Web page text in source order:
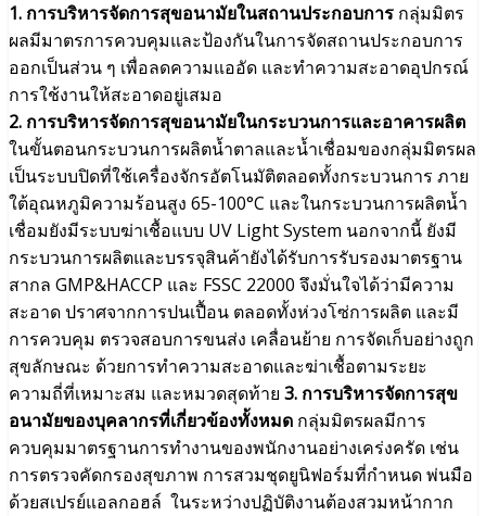
1. การบริหารจัดการสุขอนามัยในสถานประกอบการ กลุ่มมิตร
ผลมีมาตรการควบคุมและป้องกันในการจัดสถานประกอบการ
ออกเป็นส่วน ๆ เพื่อลดความแออัด และทำความสะอาดอุปกรณ์
การใช้งานให้สะอาดอยู่เสมอ
2. การบริหารจัดการสุขอนามัยในกระบวนการและอาคารผลิต
ในขั้นตอนกระบวนการผลิตน้ำตาลและน้ำเชื่อมของกลุ่มมิตรผล
เป็นระบบปิดที่ใช้เครื่องจักรอัตโนมัติตลอดทั้งกระบวนการ ภาย
ใต้อุณหภูมิความร้อนสูง 65-100°C และในกระบวนการผลิตน้ำ
เชื่อมยังมีระบบฆ่าเชื้อแบบ UV Light System นอกจากนี้ ยังมี
กระบวนการผลิตและบรรจุสินค้ายังได้รับการรับรองมาตรฐาน
สากล GMP&HACCP และ FSSC 22000 จึงมั่นใจได้ว่ามีความ
สะอาด ปราศจากการปนเปื้อน ตลอดทั้งห่วงโซ่การผลิต และมี
การควบคุม ตรวจสอบการขนส่ง เคลื่อนย้าย การจัดเก็บอย่างถูก
สุขลักษณะ ด้วยการทำความสะอาดและฆ่าเชื้อตามระยะ
ความถี่ที่เหมาะสม และหมวดสุดท้าย 3. การบริหารจัดการสุข
อนามัยของบุคลากรที่เกี่ยวข้องทั้งหมด กลุ่มมิตรผลมีการ
ควบคุมมาตรฐานการทำงานของพนักงานอย่างเคร่งครัด เช่น
การตรวจคัดกรองสุขภาพ การสวมชุดยูนิฟอร์มที่กำหนด พ่นมือ
ด้วยสเปรย์แอลกอฮล์ ในระหว่างปฏิบัติงานต้องสวมหน้ากาก